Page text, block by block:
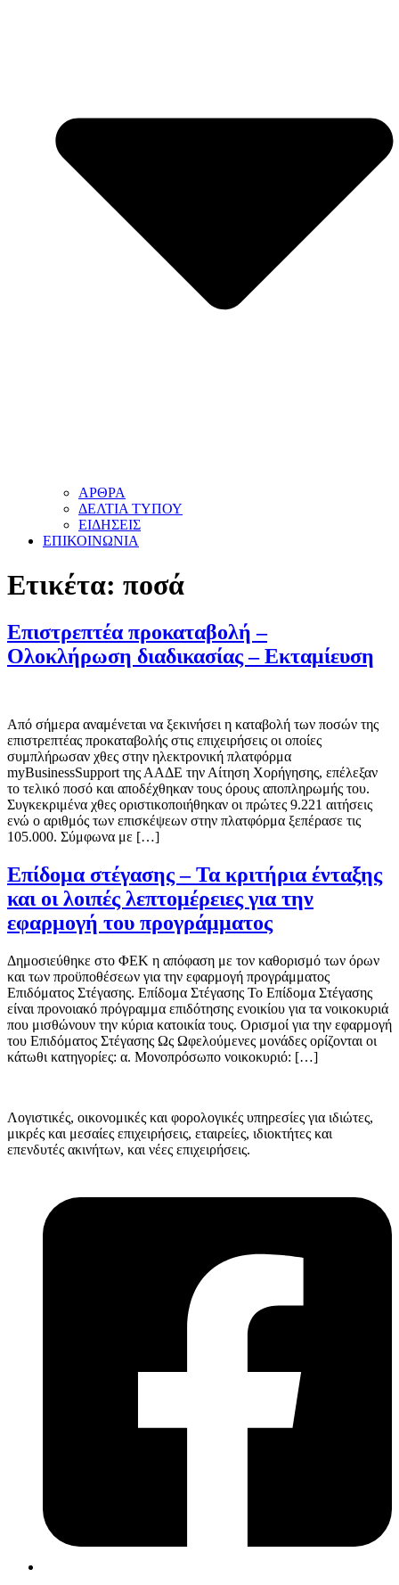
ΑΡΘΡΑ
ΔΕΛΤΙΑ ΤΥΠΟΥ
ΕΙΔΗΣΕΙΣ
ΕΠΙΚΟΙΝΩΝΙΑ
Ετικέτα: ποσά
Επιστρεπτέα προκαταβολή –
Ολοκλήρωση διαδικασίας – Εκταμίευση
Από σήμερα αναμένεται να ξεκινήσει η καταβολή των ποσών της
επιστρεπτέας προκαταβολής στις επιχειρήσεις οι οποίες
συμπλήρωσαν χθες στην ηλεκτρονική πλατφόρμα
myBusinessSupport της ΑΑΔΕ την Αίτηση Χορήγησης, επέλεξαν
το τελικό ποσό και αποδέχθηκαν τους όρους αποπληρωμής του.
Συγκεκριμένα χθες οριστικοποιήθηκαν οι πρώτες 9.221 αιτήσεις
ενώ ο αριθμός των επισκέψεων στην πλατφόρμα ξεπέρασε τις
105.000. Σύμφωνα με […]
Επίδομα στέγασης – Τα κριτήρια ένταξης
και οι λοιπές λεπτομέρειες για την
εφαρμογή του προγράμματος
Δημοσιεύθηκε στο ΦΕΚ η απόφαση με τον καθορισμό των όρων
και των προϋποθέσεων για την εφαρμογή προγράμματος
Επιδόματος Στέγασης. Επίδομα Στέγασης Το Επίδομα Στέγασης
είναι προνοιακό πρόγραμμα επιδότησης ενοικίου για τα νοικοκυριά
που μισθώνουν την κύρια κατοικία τους. Ορισμοί για την εφαρμογή
του Επιδόματος Στέγασης Ως Ωφελούμενες μονάδες ορίζονται οι
κάτωθι κατηγορίες: α. Μονοπρόσωπο νοικοκυριό: […]
Λογιστικές, οικονομικές και φορολογικές υπηρεσίες για ιδιώτες,
μικρές και μεσαίες επιχειρήσεις, εταιρείες, ιδιοκτήτες και
επενδυτές ακινήτων, και νέες επιχειρήσεις.